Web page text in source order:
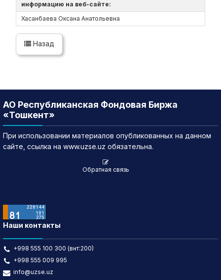
информацию на веб-сайте:
Хасанбаева Оксана Анатольевна
Назад
АО Республиканская Фондовая Биржа
«Тошкент»
При использовании материалов опубликованных на данном
сайте, ссылка на www.uzse.uz обязательна.
Обратная связь
Наши контакты
+998 555 100 300 (внт:200)
+998 555 009 995
info@uzse.uz